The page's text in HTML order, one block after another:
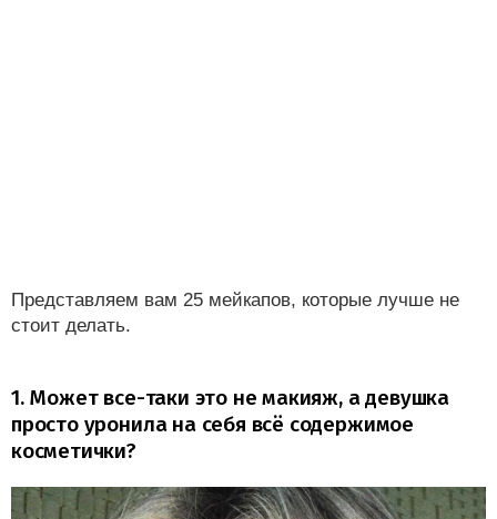
Представляем вам 25 мейкапов, которые лучше не
стоит делать.
1. Может все-таки это не макияж, а девушка
просто уронила на себя всё содержимое
косметички?